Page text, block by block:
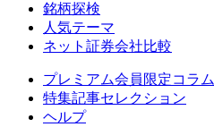
銘柄探検
人気テーマ
ネット証券会社比較
プレミアム会員限定コラム
特集記事セレクション
ヘルプ